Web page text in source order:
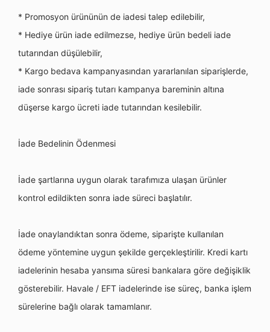
* Promosyon ürününün de iadesi talep edilebilir,
* Hediye ürün iade edilmezse, hediye ürün bedeli iade
tutarından düşülebilir,
* Kargo bedava kampanyasından yararlanılan siparişlerde,
iade sonrası sipariş tutarı kampanya bareminin altına
düşerse kargo ücreti iade tutarından kesilebilir.
İade Bedelinin Ödenmesi
İade şartlarına uygun olarak tarafımıza ulaşan ürünler
kontrol edildikten sonra iade süreci başlatılır.
İade onaylandıktan sonra ödeme, siparişte kullanılan
ödeme yöntemine uygun şekilde gerçekleştirilir. Kredi kartı
iadelerinin hesaba yansıma süresi bankalara göre değişiklik
gösterebilir. Havale / EFT iadelerinde ise süreç, banka işlem
sürelerine bağlı olarak tamamlanır.